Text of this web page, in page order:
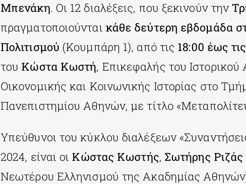
Μπενάκη. Οι 12 διαλέξεις, που ξεκινούν την
πραγματοποιούνται κάθε δεύτερη εβδομάδα
Πολιτισμού (Κουμπάρη 1), από τις 18:00 έως
τουΚώστα Κωστή, Επικεφαλής του
Οικονομικής και Κοινωνικής Ιστορίας στο
Πανεπιστημίου Αθηνών, με τίτλο
Υπεύθυνοι του κύκλου διαλέξεων
2024, είναι οιΚώστας Κωστής, Σωτήρης Ριζάς
Νεωτέρου Ελληνισμού της Ακαδημίας